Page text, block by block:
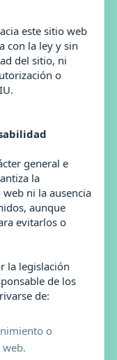
este sitio web
con la ley y sin
del sitio, ni
o
general e
la
ni la ausencia
aunque
evitarlos o
la legislación
de los
de:
o